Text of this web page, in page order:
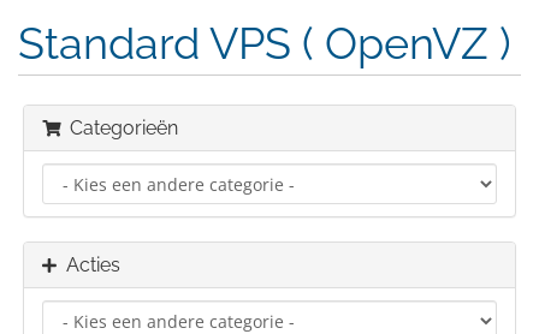
Standard VPS ( OpenVZ )
Categorieën
Acties